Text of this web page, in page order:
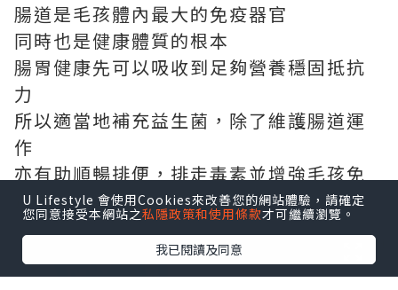
腸道是毛孩體內最大的免疫器官
同時也是健康體質的根本
腸胃健康先可以吸收到足夠營養穩固抵抗
力
所以適當地補充益生菌，除了維護腸道運
作
亦有助順暢排便，排走毒素並增強毛孩免
疫力
U Lifestyle 會使用Cookies來改善您的網站體驗，請確定
您同意接受本網站之私隱政策和使用條款才可繼續瀏覽。
我已閱讀及同意